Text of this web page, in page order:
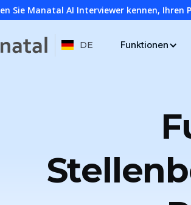
Sie Manatal AI Interviewer kennen,
DE Funktionen